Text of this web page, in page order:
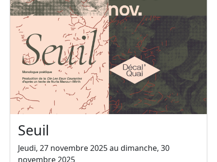
Seuil
Jeudi, 27 novembre 2025 au dimanche, 30
novembre 2025